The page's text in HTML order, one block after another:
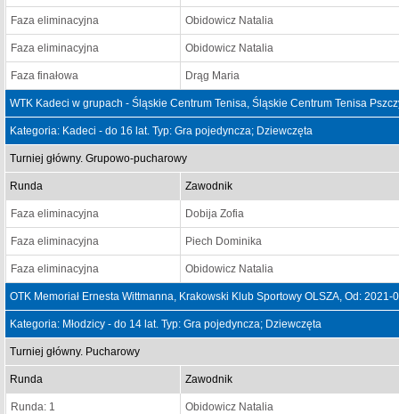
Faza eliminacyjna Obidowicz Natalia
Faza eliminacyjna Obidowicz Natalia
Faza finałowa Drąg Maria
WTK Kadeci w grupach - Śląskie Centrum Tenisa, Śląskie Centrum Tenisa
Kategoria: Kadeci - do 16 lat. Typ: Gra pojedyncza; Dziewczęta
Turniej główny. Grupowo-pucharowy
Runda Zawodnik
Faza eliminacyjna Dobija Zofia
Faza eliminacyjna Piech Dominika
Faza eliminacyjna Obidowicz Natalia
OTK Memoriał Ernesta Wittmanna, Krakowski Klub Sportowy OLSZA, Od:
Kategoria: Młodzicy - do 14 lat. Typ: Gra pojedyncza; Dziewczęta
Turniej główny. Pucharowy
Runda Zawodnik
Runda: 1 Obidowicz Natalia